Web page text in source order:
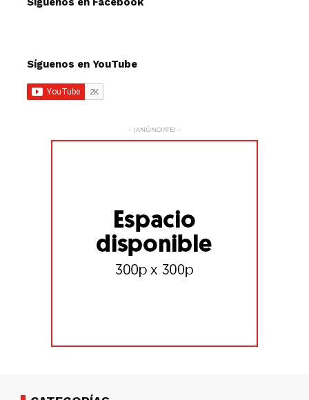
Síguenos en YouTube
- ¡ANÚNCIATE! -